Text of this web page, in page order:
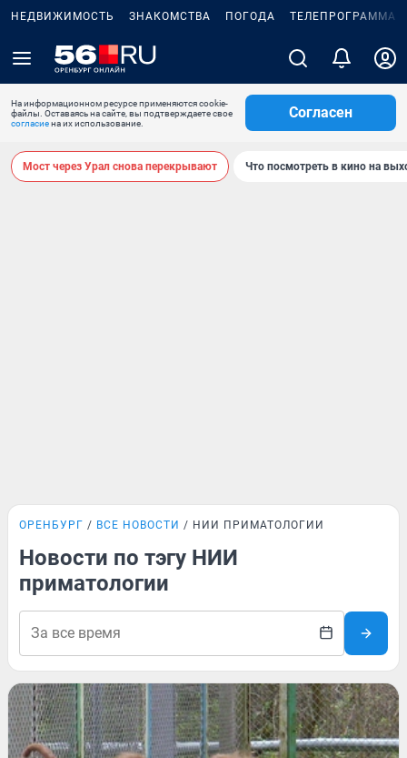
НЕДВИЖИМОСТЬ ЗНАКОМСТВА ПОГОДА ТЕЛЕПРОГРАММА
На информационном ресурсе применяются cookie-
файлы. Оставаясь на сайте, вы подтверждаете свое
согласиена их использование.
Согласен
Мост через Урал снова перекрывают Что посмотреть в кино на
ОРЕНБУРГ ВСЕ НОВОСТИ НИИ ПРИМАТОЛОГИИ
Новости по тэгу НИИ
приматологии